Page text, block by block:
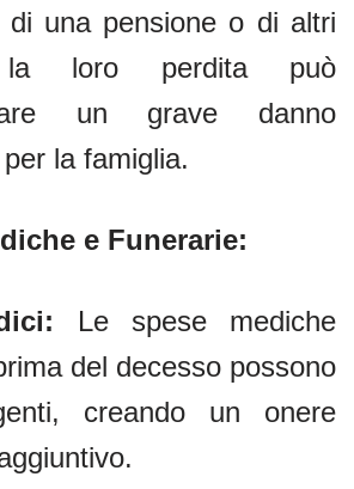
di una pensione o di altri
la loro perdita può
un grave danno
la famiglia.
e Funerarie:
Le spese mediche
del decesso possono
creando un onere